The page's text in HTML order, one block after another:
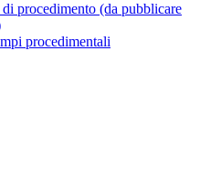
procedimento (da pubblicare
procedimentali